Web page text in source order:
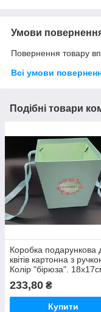
Умови
Повернення товару
Всі умови
Подібні товари
Коробка подарункова
квітів картонна з
Колір "бірюза".
Коробка подарункова
квітів картонна з ручкою
Колір
233,80 ₴
Купити